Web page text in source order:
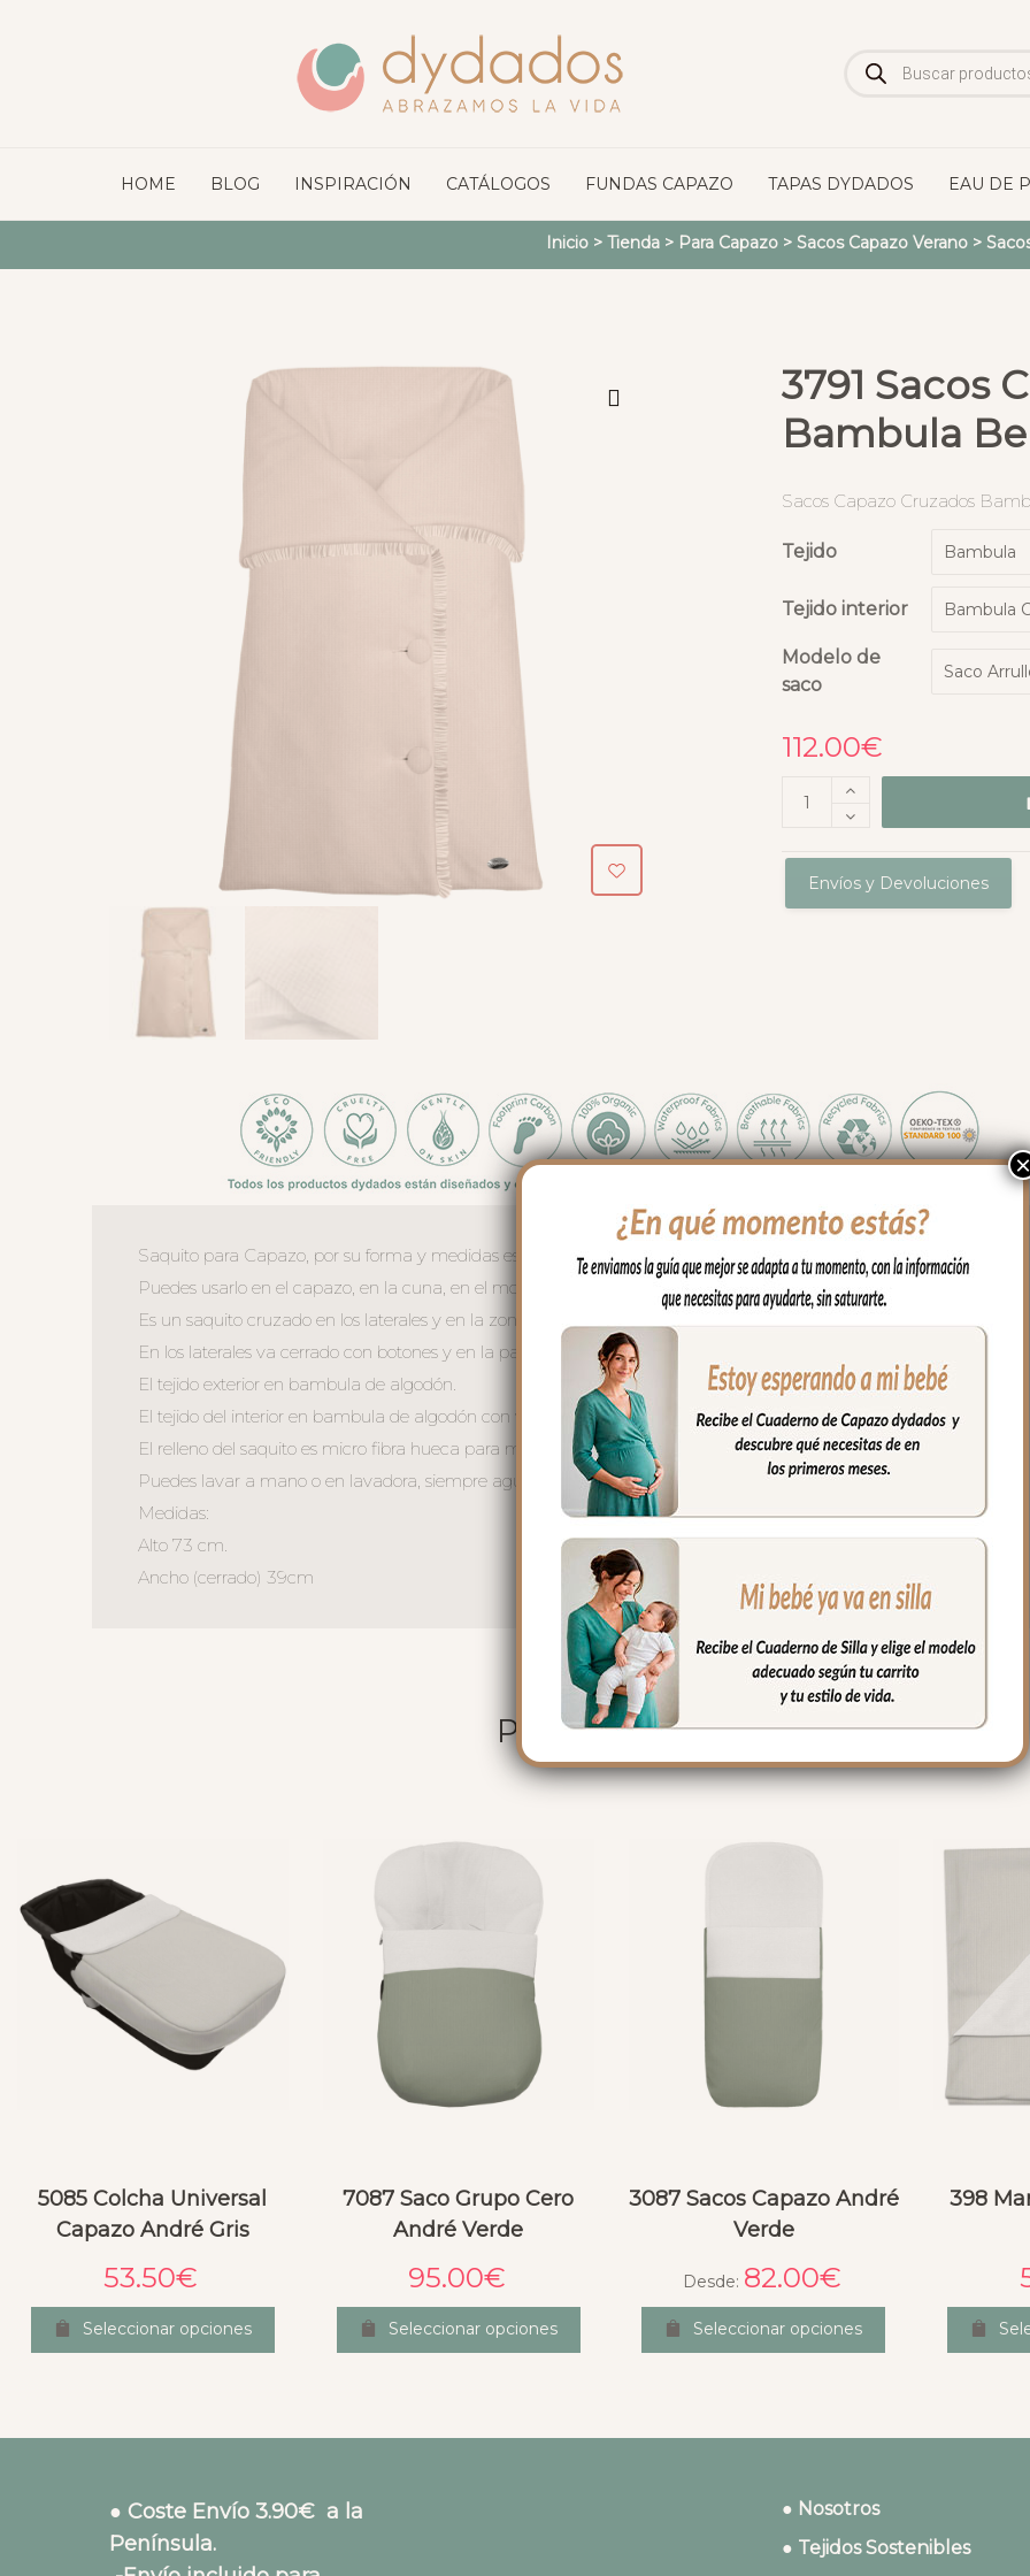
de
productos
HOME BLOG INSPIRACIÓN CATÁLOGOS FUNDAS CAPAZO TAPAS DYDADOS EAU DE
Inicio> Tienda> Para Capazo> Sacos Capazo Verano>
3791 Sacos
Bambula
Sacos Capazo Cruzados
Tejido
Tejido interior
Modelo de
saco
112.00€
Envíos y Devoluciones
Saquito para Capazo, por su forma y medidas es apto para todos los capazos.
Puedes usarlo en el capazo, en la cuna, en el moisés, para llevar en brazos…
Es un saquito cruzado en los laterales y en la zona de cabecita va abierto, apto para todo tipo de capazos.
En los laterales va cerrado con botones y en la parte de abajo con doble cremallera para mayor seguridad.
El tejido exterior en bambula de algodón.
El tejido del interior en bambula de algodón con volante fruncido.
El relleno del saquito es micro fibra hueca para mayor confort del bebé y muy buena transpirabilidad.
Puedes lavar a mano o en lavadora, siempre agua fría, jabones no abrasivos y secado al natural.
Medidas:
Alto 73 cm.
Ancho (cerrado) 39cm
PRODUCTOS RELACIONADOS
5085 Colcha Universal
Capazo André Gris
53.50€
Seleccionar opciones
7087 Saco Grupo Cero
André Verde
95.00€
Seleccionar opciones
3087 Sacos Capazo André
Verde
Desde: 82.00€
Seleccionar opciones
398
● Coste Envío 3.90€ a la
Península.
● Nosotros
● Tejidos Sostenibles
×